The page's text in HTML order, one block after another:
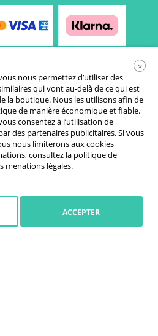
générales de vente
protection des données
rétractation
×
nous permettez d’utiliser des
qui vont au-delà de ce qui est
la boutique. Nous les utilisons afin de
de manière économique et fiable.
consentez à l’utilisation de
des partenaires publicitaires. Si vous
nous limiterons aux cookies
consultez la politique de
menations légales.
ACCEPTER